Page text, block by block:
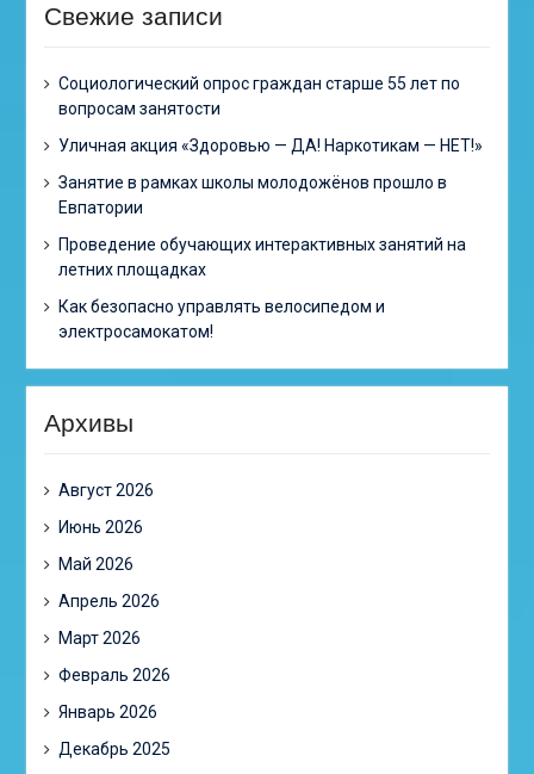
Свежие записи
Cоциологический опрос граждан старше 55 лет по
вопросам занятости
Уличная акция «Здоровью — ДА! Наркотикам — НЕТ!»
Занятие в рамках школы молодожёнов прошло в
Евпатории
Проведение обучающих интерактивных занятий на
летних площадках
Как безопасно управлять велосипедом и
электросамокатом!
Архивы
Август 2026
Июнь 2026
Май 2026
Апрель 2026
Март 2026
Февраль 2026
Январь 2026
Декабрь 2025